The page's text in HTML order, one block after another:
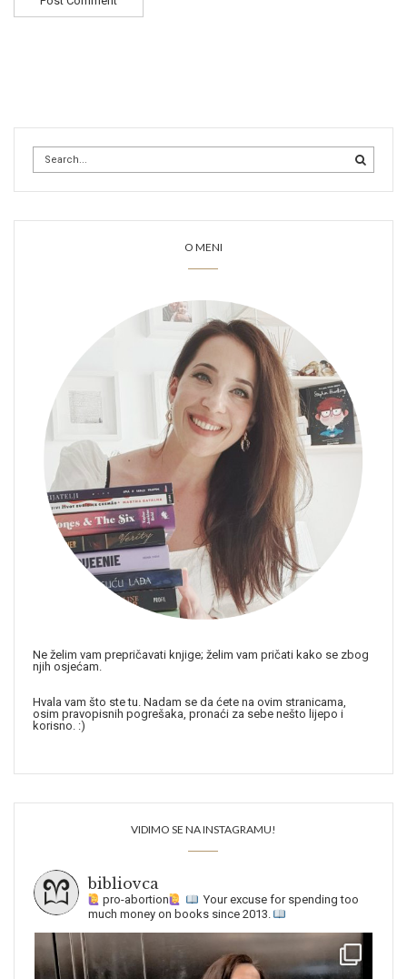
O MENI
Ne želim vam prepričavati knjige; želim vam pričati kako se zbog
njih osjećam.
Hvala vam što ste tu. Nadam se da ćete na ovim stranicama,
osim pravopisnih pogrešaka, pronaći za sebe nešto lijepo i
korisno. :)
VIDIMO SE NA INSTAGRAMU!
bibliovca
pro-abortion
Your excuse for spending too
much money on books since 2013.